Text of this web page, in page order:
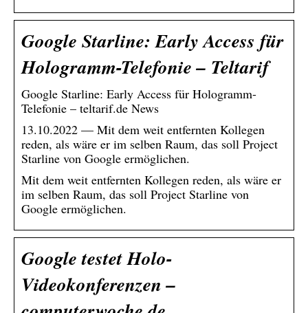
Google Starline: Early Access für
Hologramm-Telefonie – Teltarif
Google Starline: Early Access für Hologramm-
Telefonie – teltarif.de News
13.10.2022 — Mit dem weit entfernten Kollegen
reden, als wäre er im selben Raum, das soll Project
Starline von Google ermöglichen.
Mit dem weit entfernten Kollegen reden, als wäre er
im selben Raum, das soll Project Starline von
Google ermöglichen.
Google testet Holo-
Videokonferenzen –